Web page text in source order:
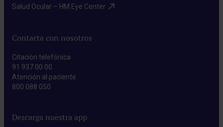
Salud Ocular – HM Eye Center​
Contacta con nosotros
Citación telefónica
91 937 00 00
Atención al paciente
800 088 050
Descarga nuestra app